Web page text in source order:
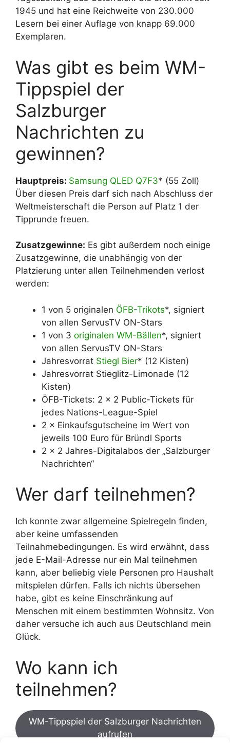
1945 und hat eine Reichweite von 230.000
Lesern bei einer Auflage von knapp 69.000
Exemplaren.
Was gibt es beim WM-
Tippspiel der
Salzburger
Nachrichten zu
gewinnen?
Hauptpreis: Samsung QLED Q7F3* (55 Zoll)
Über diesen Preis darf sich nach Abschluss der
Weltmeisterschaft die Person auf Platz 1 der
Tipprunde freuen.
Zusatzgewinne: Es gibt außerdem noch einige
Zusatzgewinne, die unabhängig von der
Platzierung unter allen Teilnehmenden verlost
werden:
1 von 5 originalen ÖFB-Trikots*, signiert
von allen ServusTV ON-Stars
1 von 3 originalen WM-Bällen*, signiert
von allen ServusTV ON-Stars
Jahresvorrat Stiegl Bier* (12 Kisten)
Jahresvorrat Stieglitz-Limonade (12
Kisten)
ÖFB-Tickets: 2 × 2 Public-Tickets für
jedes Nations-League-Spiel
2 × Einkaufsgutscheine im Wert von
jeweils 100 Euro für Bründl Sports
2 × 2 Jahres-Digitalabos der „Salzburger
Nachrichten“
Wer darf teilnehmen?
Ich konnte zwar allgemeine Spielregeln finden,
aber keine umfassenden
Teilnahmebedingungen. Es wird erwähnt, dass
jede E-Mail-Adresse nur ein Mal teilnehmen
kann, aber beliebig viele Personen pro Haushalt
mitspielen dürfen. Falls ich nichts übersehen
habe, gibt es keine Einschränkung auf
Menschen mit einem bestimmten Wohnsitz. Von
daher versuche ich auch aus Deutschland mein
Glück.
Wo kann ich
teilnehmen?
WM-Tippspiel der Salzburger Nachrichten
aufrufen